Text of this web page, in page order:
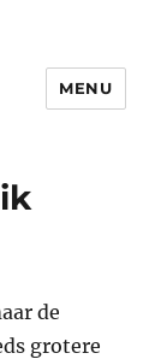
MENU
de
grotere